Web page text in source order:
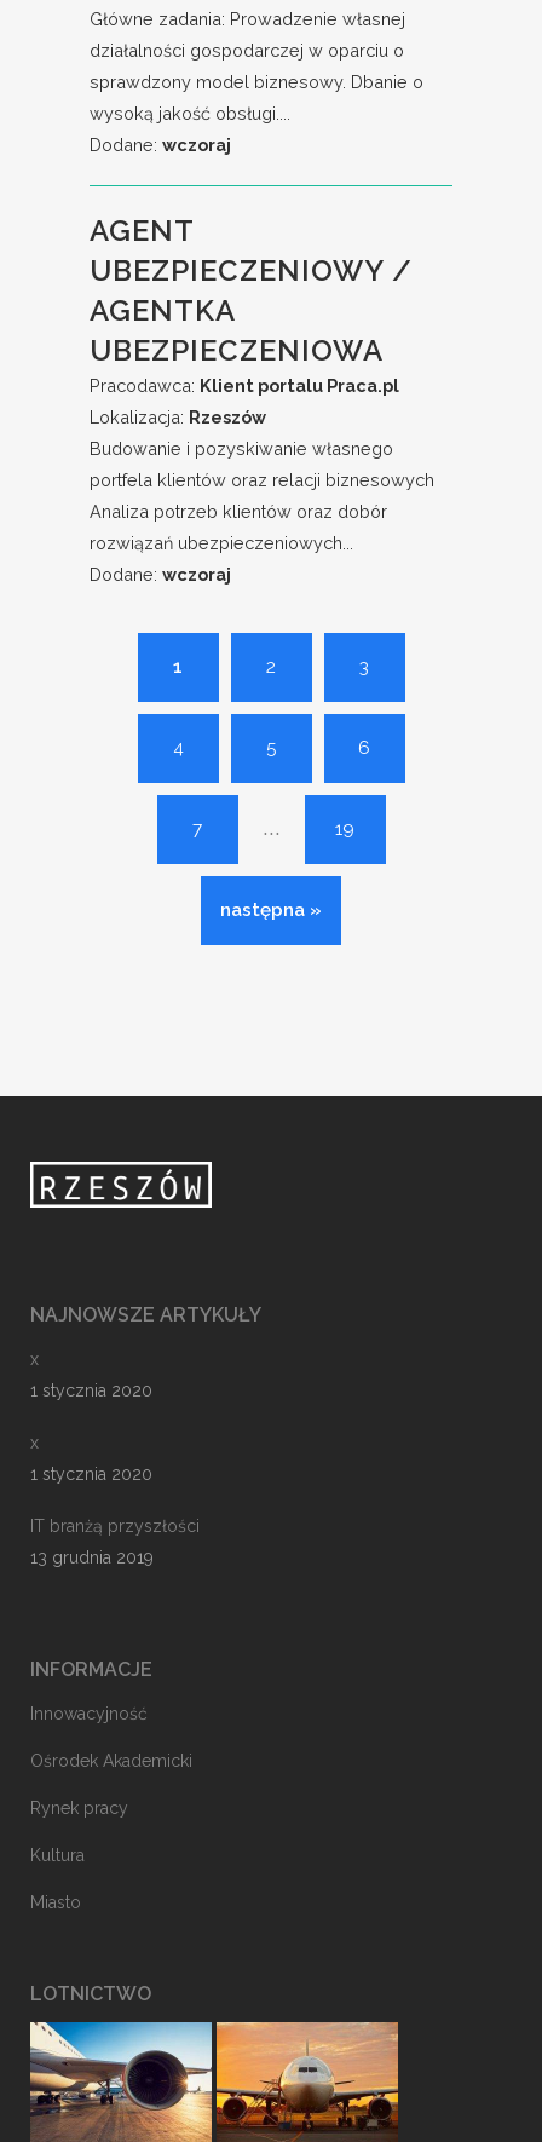
Główne zadania: Prowadzenie własnej
działalności gospodarczej w oparciu o
sprawdzony model biznesowy. Dbanie o
wysoką jakość obsługi....
Dodane: wczoraj
AGENT
UBEZPIECZENIOWY /
AGENTKA
UBEZPIECZENIOWA
Pracodawca: Klient portalu Praca.pl
Lokalizacja: Rzeszów
Budowanie i pozyskiwanie własnego
portfela klientów oraz relacji biznesowych
Analiza potrzeb klientów oraz dobór
rozwiązań ubezpieczeniowych...
Dodane: wczoraj
1 2 3
4 5 6
7 ... 19
następna »
NAJNOWSZE ARTYKUŁY
x
1 stycznia 2020
x
1 stycznia 2020
IT branżą przyszłości
13 grudnia 2019
INFORMACJE
Innowacyjność
Ośrodek Akademicki
Rynek pracy
Kultura
Miasto
LOTNICTWO